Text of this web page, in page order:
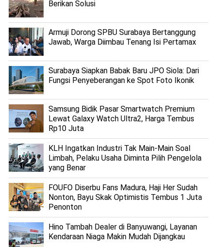
Berikan Solusi
Armuji Dorong SPBU Surabaya Bertanggung
Jawab, Warga Diimbau Tenang Isi Pertamax
Surabaya Siapkan Babak Baru JPO Siola: Dari
Fungsi Penyeberangan ke Spot Foto Ikonik
Samsung Bidik Pasar Smartwatch Premium
Lewat Galaxy Watch Ultra2, Harga Tembus
Rp10 Juta
KLH Ingatkan Industri Tak Main-Main Soal
Limbah, Pelaku Usaha Diminta Pilih Pengelola
yang Benar
FOUFO Diserbu Fans Madura, Haji Her Sudah
Nonton, Bayu Skak Optimistis Tembus 1 Juta
Penonton
Hino Tambah Dealer di Banyuwangi, Layanan
Kendaraan Niaga Makin Mudah Dijangkau